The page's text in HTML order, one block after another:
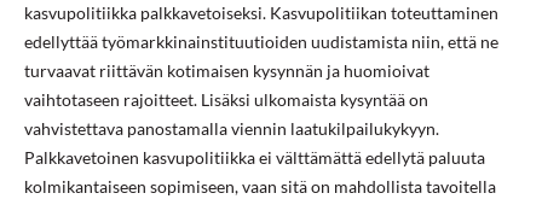
kasvupolitiikka palkkavetoiseksi. Kasvupolitiikan toteuttaminen
edellyttää työmarkkinainstituutioiden uudistamista niin, että ne
turvaavat riittävän kotimaisen kysynnän ja huomioivat
vaihtotaseen rajoitteet. Lisäksi ulkomaista kysyntää on
vahvistettava panostamalla viennin laatukilpailukykyyn.
Palkkavetoinen kasvupolitiikka ei välttämättä edellytä paluuta
kolmikantaiseen sopimiseen, vaan sitä on mahdollista tavoitella